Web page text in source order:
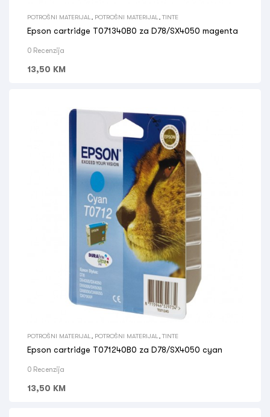
POTROŠNI MATERIJAL POTROŠNI MATERIJAL TINTE
Epson cartridge T071340B0 za D78/SX4050 magenta
0 Recenzija
13,50 KM
POTROŠNI MATERIJAL POTROŠNI MATERIJAL TINTE
Epson cartridge T071240B0 za D78/SX4050 cyan
0 Recenzija
13,50 KM